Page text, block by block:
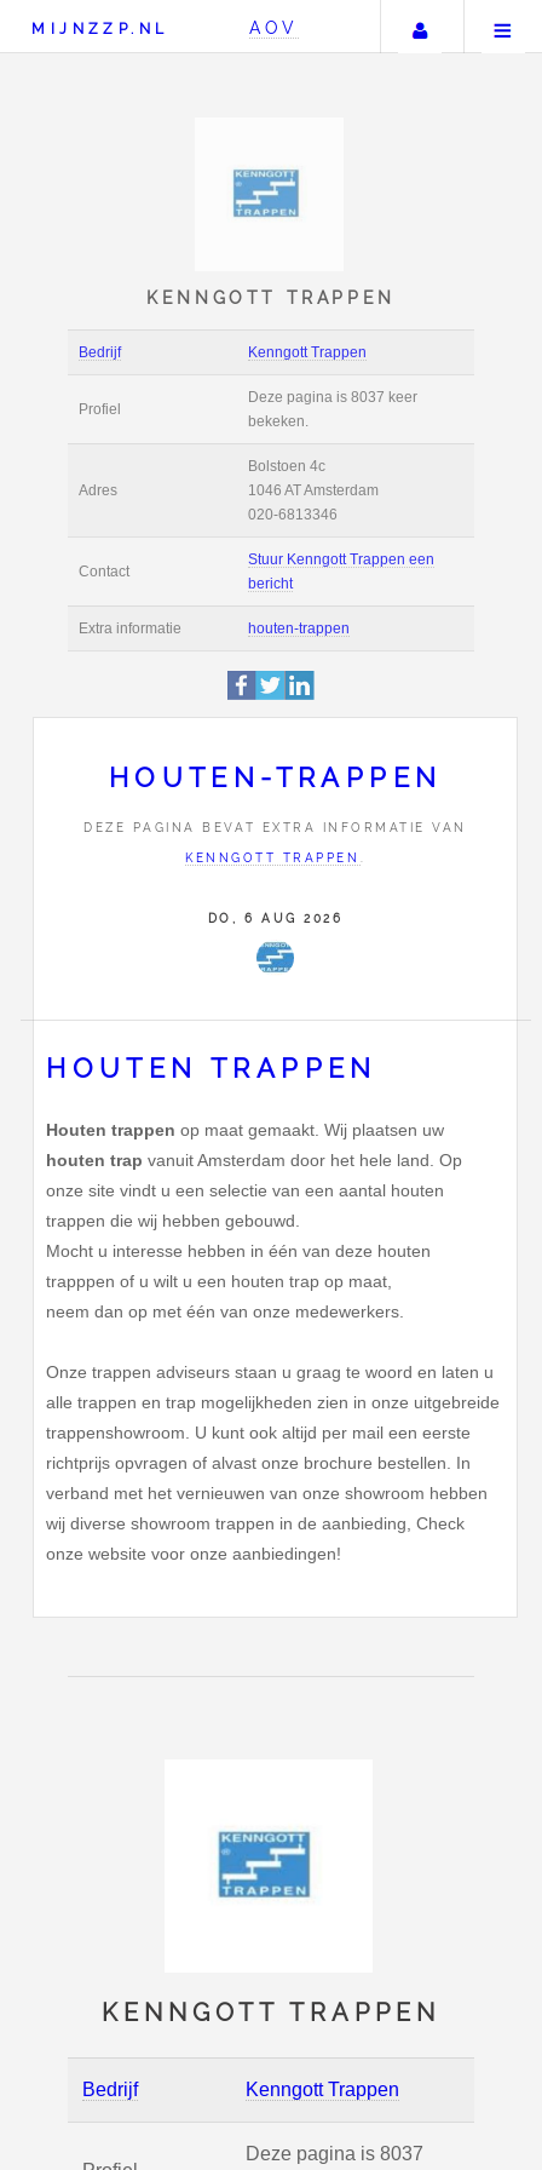
MIJNZZP.NL AOV Uw
KENNGOTT
Bedrijf Kenngott Trappen
Profiel
Deze pagina is 8037
020-6813346
Contact
Stuur Kenngott
Extra informatie houten-trappen
HOUTEN-TRAPPEN
DEZE PAGINA BEVAT EXTRA INFORMATIE VAN
KENNGOTT TRAPPEN .
DO, 6 AUG 2026
HOUTEN TRAPPEN
Houten trappen op maat gemaakt. Wij plaatsen uw
houten trap vanuit Amsterdam door het hele land. Op
onze site vindt u een selectie van een aantal houten
trappen die wij hebben gebouwd.
Mocht u interesse hebben in één van deze houten
trapppen of u wilt u een houten trap op maat,
neem dan op met één van onze medewerkers.
Onze trappen adviseurs staan u graag te woord en laten u
alle trappen en trap mogelijkheden zien in onze uitgebreide
trappenshowroom. U kunt ook altijd per mail een eerste
richtprijs opvragen of alvast onze brochure bestellen. In
verband met het vernieuwen van onze showroom hebben
wij diverse showroom trappen in de aanbieding, Check
onze website voor onze aanbiedingen!
KENNGOTT TRAPPEN
Bedrijf Kenngott Trappen
Deze pagina is 8037